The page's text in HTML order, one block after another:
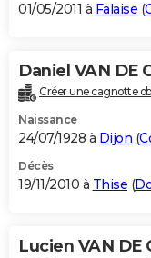
01/05/2011 à Falaise (
Daniel VAN DE
Créer une cagnotte
Naissance
24/07/1928 à Dijon (
Décès
19/11/2010 à Thise (
Lucien VAN DE